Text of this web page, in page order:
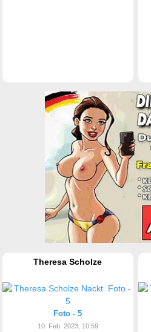
Theresa Scholze
Foto - 5
10. Feb. 2023, 10:59